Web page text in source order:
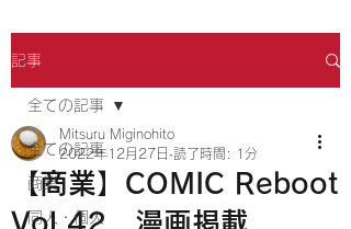
記事
全ての記事
商業
同人・個人
全ての記事
【商業】COMIC Reboot
Vol.42 漫画掲載
Mitsuru Miginohito
2022年12月27日 読了時間: 1分